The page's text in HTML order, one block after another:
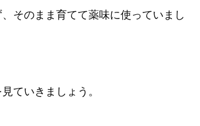
そのまま育てて薬味に使っていまし
見ていきましょう。